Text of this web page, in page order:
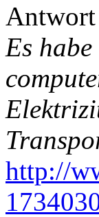
Antwort
Es
http://